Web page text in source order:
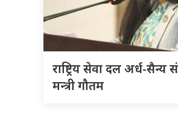
राष्ट्रिय सेवा दल अर्ध-सैन्य
मन्त्री गौतम